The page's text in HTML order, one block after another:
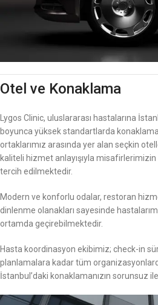
Otel ve Konaklama
Lygos Clinic, uluslararası hastalarına
boyunca yüksek standartlarda
ortaklarımız arasında yer alan seçkin
kaliteli hizmet anlayışıyla
tercih edilmektedir.
Modern ve konforlu odalar, restoran
dinlenme olanakları sayesinde
ortamda geçirebilmektedir.
Hasta koordinasyon ekibimiz; check-in
planlamalara kadar tüm
İstanbul’daki konaklamanızın sorunsuz